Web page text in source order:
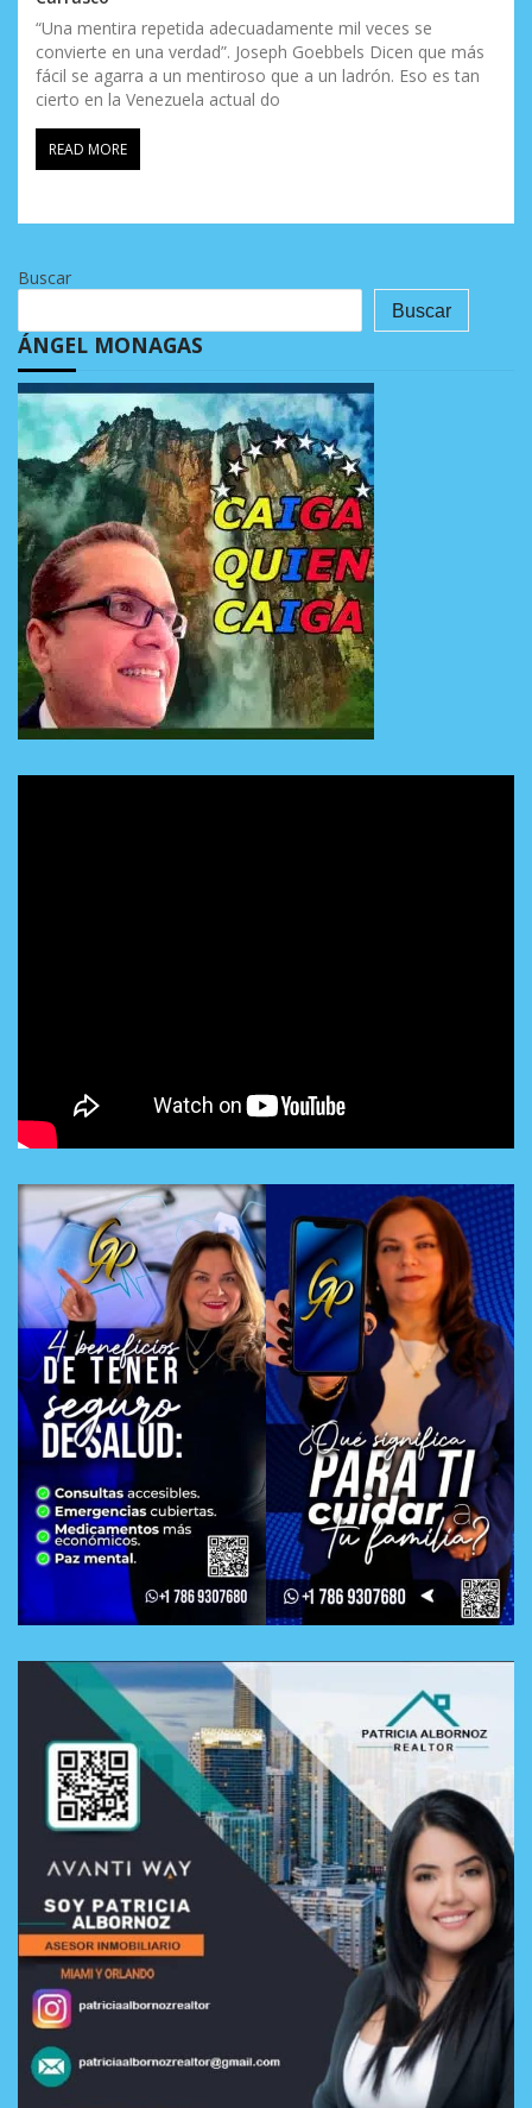
“Una mentira repetida adecuadamente mil veces se
convierte en una verdad”. Joseph Goebbels Dicen que más
fácil se agarra a un mentiroso que a un ladrón. Eso es tan
cierto en la Venezuela actual do
READ MORE
Buscar
Buscar
ÁNGEL MONAGAS